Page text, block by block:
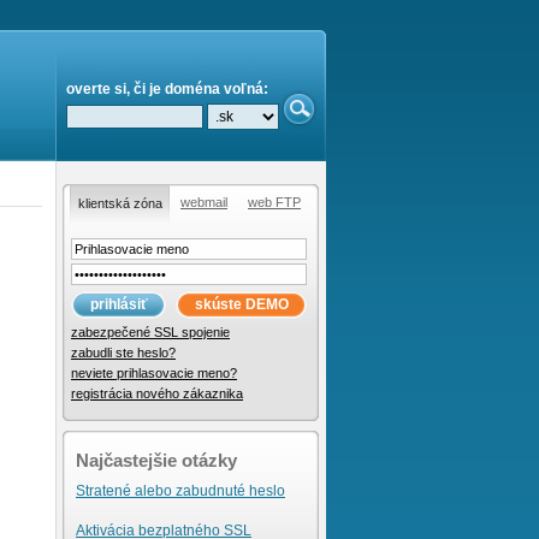
overte si, či je doména voľná:
klientská zóna webmail web FTP
prihlásiť skúste DEMO
zabezpečené SSL spojenie
zabudli ste heslo?
neviete prihlasovacie meno?
registrácia nového zákaznika
Najčastejšie otázky
Stratené alebo zabudnuté heslo
Aktivácia bezplatného SSL